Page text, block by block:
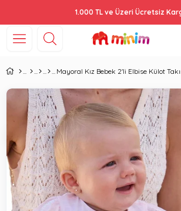
1.000 TL ve Üzeri Ücretsiz
Mayoral Kız Bebek 2'li Elbise Külot